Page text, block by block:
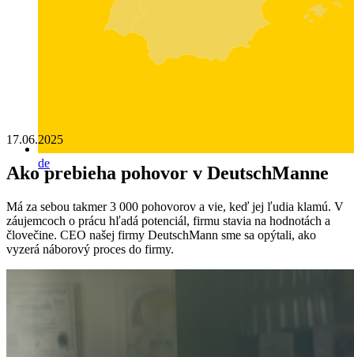
de
17.06.2025
Ako prebieha pohovor v DeutschManne
Má za sebou takmer 3 000 pohovorov a vie, keď jej ľudia klamú. V
záujemcoch o prácu hľadá potenciál, firmu stavia na hodnotách a
človečine. CEO našej firmy DeutschMann sme sa opýtali, ako
vyzerá náborový proces do firmy.